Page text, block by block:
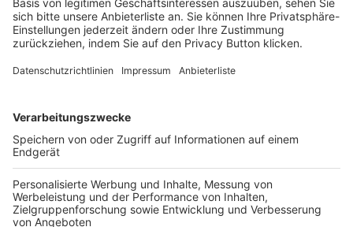
Login SpielPlus
FOLGE DEM BFV
TOP-VEREINE